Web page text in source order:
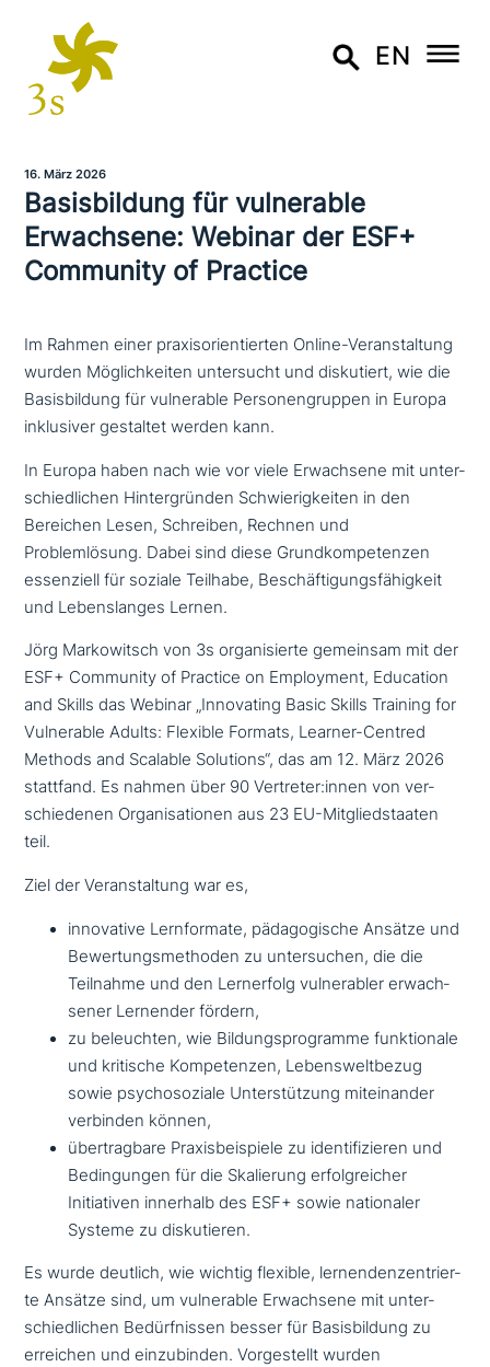
EN
16. März 2026
Basisbildung für vul­nerable
Erwachsene: Webinar der ESF+
Community of Practice
Im Rahmen einer praxisorientierten Online-Veranstaltung
wurden Möglichkeiten untersucht und diskutiert, wie die
Basisbildung für vulnerable Personengruppen in Europa
inklusiver gestaltet werden kann.
In Europa haben nach wie vor viele Erwachsene mit unter­
schied­li­chen Hintergründen Schwierigkeiten in den
Bereichen Lesen, Schreiben, Rechnen und
Problemlösung. Dabei sind diese Grundkompetenzen
essen­zi­ell für soziale Teilhabe, Beschäftigungsfähigkeit
und Lebenslanges Lernen.
Jörg Markowitsch von 3s orga­ni­sier­te gemeinsam mit der
ESF+ Community of Practice on Employment, Education
and Skills das Webinar „Innovating Basic Skills Training for
Vulnerable Adults: Flexible Formats, Learner-Centred
Methods and Scalable Solutions“, das am 12. März 2026
stattfand. Es nahmen über 90 Vertreter:innen von ver­
schie­de­nen Organisationen aus 23 EU-Mitgliedstaaten
teil.
Ziel der Veranstaltung war es,
inno­va­ti­ve Lernformate, päd­ago­gi­sche Ansätze und
Bewertungsmethoden zu unter­su­chen, die die
Teilnahme und den Lernerfolg vul­nerabler erwach­
se­ner Lernender fördern,
zu beleuch­ten, wie Bildungsprogramme funk­tio­na­le
und kritische Kompetenzen, Lebensweltbezug
sowie psy­cho­so­zia­le Unterstützung mit­ein­an­der
verbinden können,
über­trag­ba­re Praxisbeispiele zu iden­ti­fi­zie­ren und
Bedingungen für die Skalierung erfolg­rei­cher
Initiativen innerhalb des ESF+ sowie natio­na­ler
Systeme zu diskutieren.
Es wurde deutlich, wie wichtig flexible, ler­nen­den­zen­trier­
te Ansätze sind, um vul­nerable Erwachsene mit unter­
schied­li­chen Bedürfnissen besser für Basisbildung zu
erreichen und ein­zu­bin­den. Vorgestellt wurden